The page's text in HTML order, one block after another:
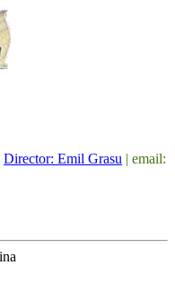
Director: Emil Grasu | email: